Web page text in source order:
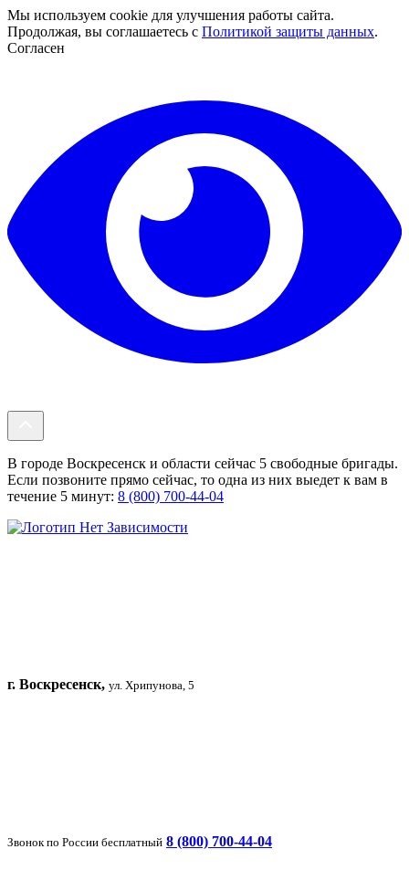
Мы используем cookie для улучшения работы сайта.
Продолжая, вы соглашаетесь с Политикой защиты данных.
Согласен
В городе Воскресенск и области сейчас 5 свободные бригады.
Если позвоните прямо сейчас, то одна из них выедет к вам в
течение 5 минут: 8 (800) 700-44-04
г. Воскресенск, ул. Хрипунова, 5
Звонок по России бесплатный 8 (800) 700-44-04